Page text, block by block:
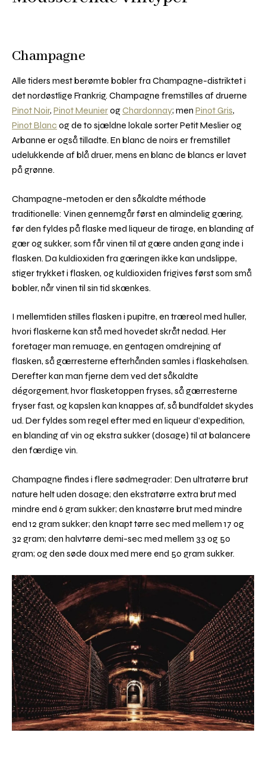
Champagne
Alle tiders mest berømte bobler fra Champagne-distriktet i
det nordøstlige Frankrig. Champagne fremstilles af druerne
Pinot Noir, Pinot MeunierogChardonnay; men Pinot Gris,
Pinot Blanc og de to sjældne lokale sorter Petit Meslier og
Arbanne er også tilladte. En blanc de noirs er fremstillet
udelukkende af blå druer, mens en blanc de blancs er lavet
på grønne.
Champagne-metoden er den såkaldte méthode
traditionelle: Vinen gennemgår først en almindelig gæring,
før den fyldes på flaske med liqueur de tirage, en blanding af
gær og sukker, som får vinen til at gære anden gang inde i
flasken. Da kuldioxiden fra gæringen ikke kan undslippe,
stiger trykket i flasken, og kuldioxiden frigives først som små
bobler, når vinen til sin tid skænkes.
I mellemtiden stilles flasken i pupitre, en træreol med huller,
hvori flaskerne kan stå med hovedet skråt nedad. Her
foretager man remuage, en gentagen omdrejning af
flasken, så gærresterne efterhånden samles i flaskehalsen.
Derefter kan man fjerne dem ved det såkaldte
dégorgement, hvor flasketoppen fryses, så gærresterne
fryser fast, og kapslen kan knappes af, så bundfaldet skydes
ud. Der fyldes som regel efter med en liqueur d’expedition,
en blanding af vin og ekstra sukker (dosage) til at balancere
den færdige vin.
Champagne findes i flere sødmegrader: Den ultratørre brut
nature helt uden dosage; den ekstratørre extra brut med
mindre end 6 gram sukker; den knastørre brut med mindre
end 12 gram sukker; den knapt tørre sec med mellem 17 og
32 gram; den halvtørre demi-sec med mellem 33 og 50
gram; og den søde doux med mere end 50 gram sukker.